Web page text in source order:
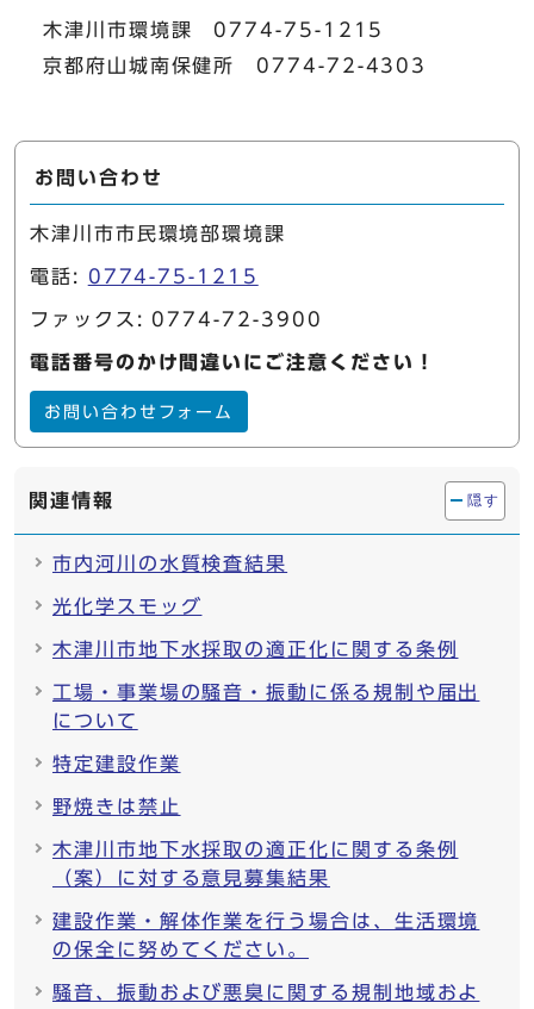
木津川市環境課 0774-75-1215
京都府山城南保健所 0774-72-4303
お問い合わせ
木津川市市民環境部環境課
電話: 0774-75-1215
ファックス: 0774-72-3900
電話番号のかけ間違いにご注意ください！
お問い合わせフォーム
関連情報 隠す
市内河川の水質検査結果
光化学スモッグ
木津川市地下水採取の適正化に関する条例
工場・事業場の騒音・振動に係る規制や届出
について
特定建設作業
野焼きは禁止
木津川市地下水採取の適正化に関する条例
（案）に対する意見募集結果
建設作業・解体作業を行う場合は、生活環境
の保全に努めてください。
騒音、振動および悪臭に関する規制地域およ